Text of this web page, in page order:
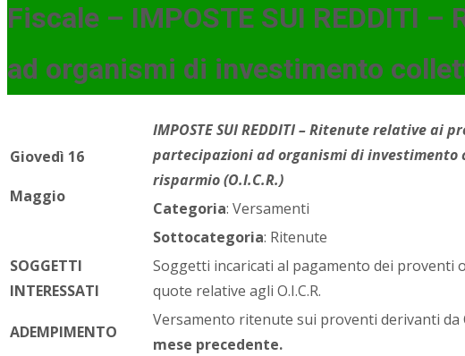
Fiscale – IMPOSTE SUI REDDITI
ad organismi di investimento
Giovedì 16
Maggio
IMPOSTE SUI REDDITI – Ritenute relative ai
partecipazioni ad organismi di investimento
risparmio (O.I.C.R.)
Categoria: Versamenti
Sottocategoria: Ritenute
SOGGETTI
INTERESSATI
Soggetti incaricati al pagamento dei proventi
quote relative agli O.I.C.R.
ADEMPIMENTO
Versamento ritenute sui proventi derivanti da
mese precedente.